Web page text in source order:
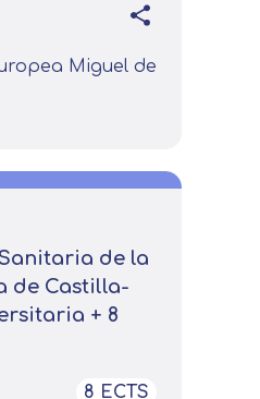
de la
de Castilla-
+ 8
8 ECTS